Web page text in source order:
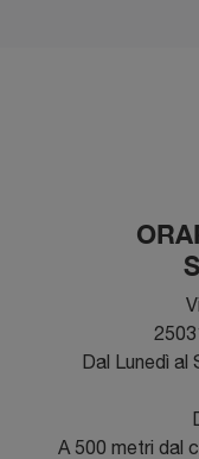
Dal Lunedì al
A 500 metri dal